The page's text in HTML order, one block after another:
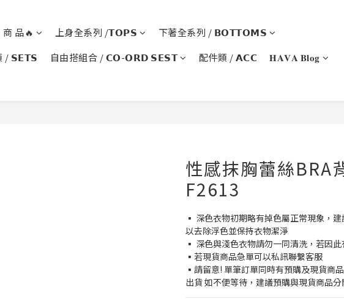
品🔥 上身全系列 /𝗧𝗢𝗣𝗦
下著全系列 / 𝗕𝗢𝗧𝗧𝗢𝗠𝗦
/ 𝗦𝗘𝗧𝗦
自由搭組合 / 𝗖𝗢-𝗢𝗥𝗗 𝗦𝗘𝗦𝗧 配件類 / 𝗔𝗖𝗖 𝐇𝐀𝐕𝐀 𝐁𝐥𝐨𝐠
性感抹胸蕾絲BRA
F2613
▪️ 深色衣物初期略有掉色屬正常現象，建
以去除浮色並保持衣物潔淨
▪️ 深色與淺色衣物請勿一同清洗，若因
▪️若現貨商品急單可以私訊聯繫客服
▪️請留意! 單筆訂單同時有預購及現貨商
出貨 如不便等待，建議預購與現貨商品